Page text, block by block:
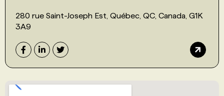
280 rue Saint-Joseph Est, Québec, QC, Canada, G1K
3A9